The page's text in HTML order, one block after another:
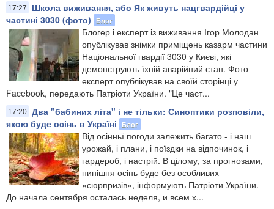
17:27
Школа виживання, або Як живуть нацгвардійці у
частині 3030 (фото)
Блог
Блогер і експерт із виживання Ігор Молодан
опублікував знімки приміщень казарм частини
Національної гвардії 3030 у Києві, які
демонструють їхній аварійний стан. Фото
експерт опублікував на своїй сторінці у
Facebook, передають Патріоти України. "Це част...
17:20 Два "бабиних літа" і не тільки: Синоптики розповіли,
якою буде осінь в Україні
Блог
Від осінньї погоди залежить багато - і наш
урожай, і плани, і поїздки на відпочинок, і
гардероб, і настрій. В цілому, за прогнозами,
нинішня осінь буде без особливих
«сюрпризів», інформують Патріоти України.
До начала сентября осталась неделя, и всем х...